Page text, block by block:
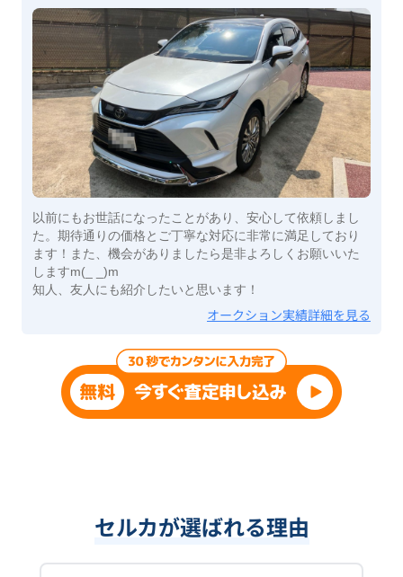
以前にもお世話になったことがあり、安心して依頼しまし
た。期待通りの価格とご丁寧な対応に非常に満足しており
ます！また、機会がありましたら是非よろしくお願いいた
しますm(_ _)m
知人、友人にも紹介したいと思います！
オークション実績詳細を見る
セルカが選ばれる理由